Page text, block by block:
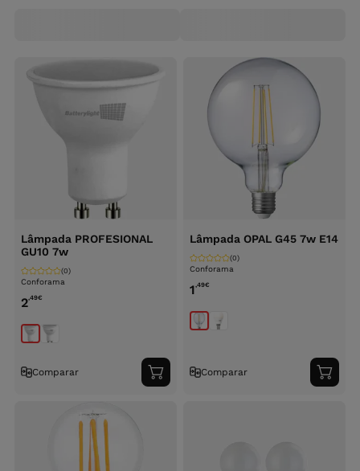
Lâmpada PROFESIONAL
GU10 7w
Conforama
(0)
2,49€
Comparar
Adicionar
ao
Lâmpada OPAL G45 7w E14
Conforama
(0)
1,49€
Comparar
ao